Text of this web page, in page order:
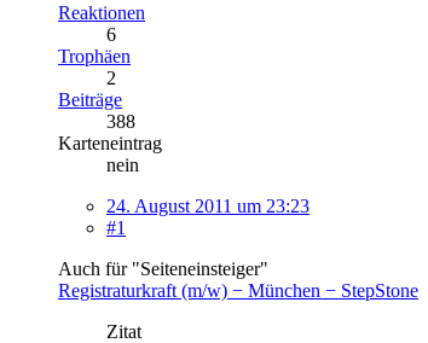
Reaktionen
6
Trophäen
2
Beiträge
388
Karteneintrag
nein
24. August 2011 um 23:23
#1
Auch für "Seiteneinsteiger"
Registraturkraft (m/w) − München − StepStone
Zitat